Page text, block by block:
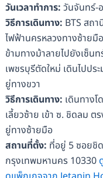
วันเวลาทำการ: วันจันทร์-
วิธีการเดินทาง: BTS สถ
ไฟฟ้านครหลวงทางซ้ายมื
ข้ามทางม้าลายไปยังเซ็น
เพชรบุรีตัดใหม่ เดินไปป
ยู่ทางขวา
วิธีการเดินทาง: เดินทาง
เลี้ยวซ้าย เข้า ซ. ชิดลม ต
ยู่ทางซ้ายมือ
สถานที่ตั้ง: ที่อยู่ 5 ซอยชิ
กรุงเทพมหานคร 10330